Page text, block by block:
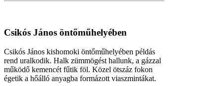
Csikós János öntőműhelyében
Csikós János kishomoki öntőműhelyében példás
rend uralkodik. Halk zümmögést hallunk, a gázzal
működő kemencét fűtik föl. Közel ötszáz fokon
égetik a hőálló anyagba formázott viaszmintákat.